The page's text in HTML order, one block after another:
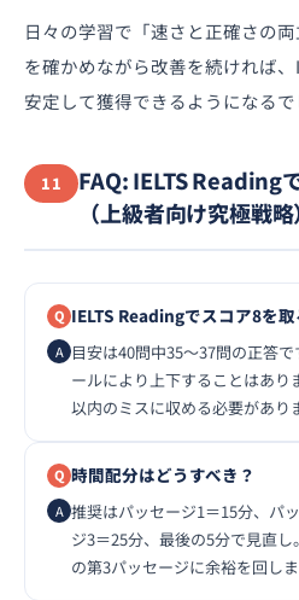
日々の学習で「速さと正確さの
を確かめながら改善を続ければ、
安定して獲得できるようになるで
11
FAQ: IELTS Reading
（上級者向け究極戦略
IELTS Readingでスコア8を
目安は40問中35〜37問の正答
ールにより上下することはあり
以内のミスに収める必要があり
時間配分はどうすべき？
推奨はパッセージ1＝15分、パ
ジ3＝25分、最後の5分で見直
の第3パッセージに余裕を回しま